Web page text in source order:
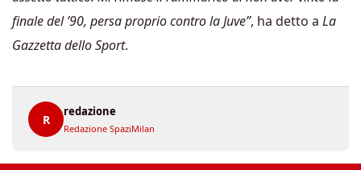
finale del ’90, persa proprio contro la Juve”, ha detto a La
Gazzetta dello Sport.
R
redazione
Redazione SpaziMilan